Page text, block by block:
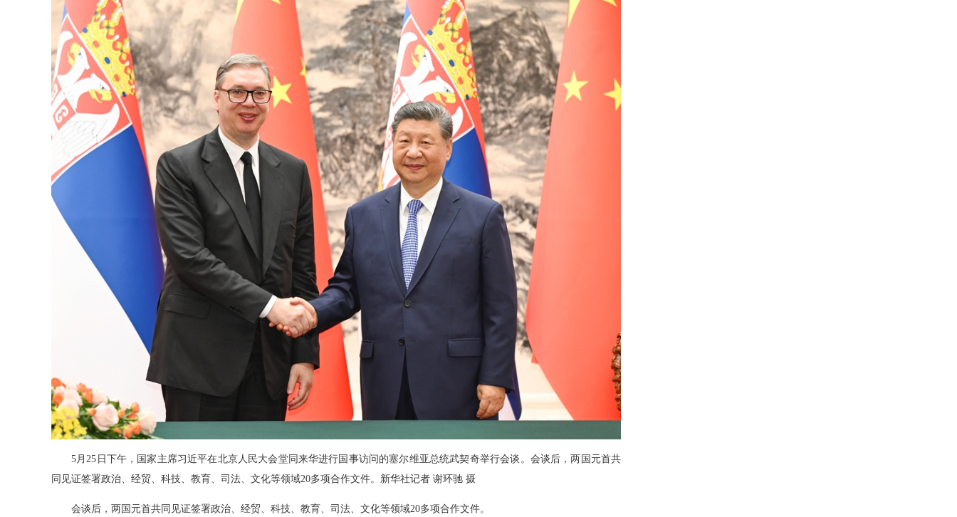
5月25日下午，国家主席习近平在北京人民大会堂同来华进行国事访问的塞尔维亚总统武契奇举行会谈。会谈后，两国元首共
同见证签署政治、经贸、科技、教育、司法、文化等领域20多项合作文件。新华社记者 谢环驰 摄
会谈后，两国元首共同见证签署政治、经贸、科技、教育、司法、文化等领域20多项合作文件。